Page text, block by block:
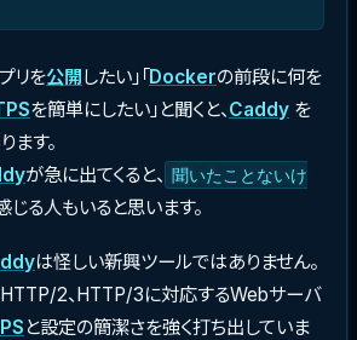
リを公開したい」「Dockerの前段に何を
を簡単にしたい」と聞くと、 Caddy を
ます。
が急に出てくると、 聞いたことないけ
じる人もいると思います。
は怪しい新興ツールではありません。
HTTP/2、HTTP/3に対応するWebサーバ
と設定の簡潔さを強く打ち出していま